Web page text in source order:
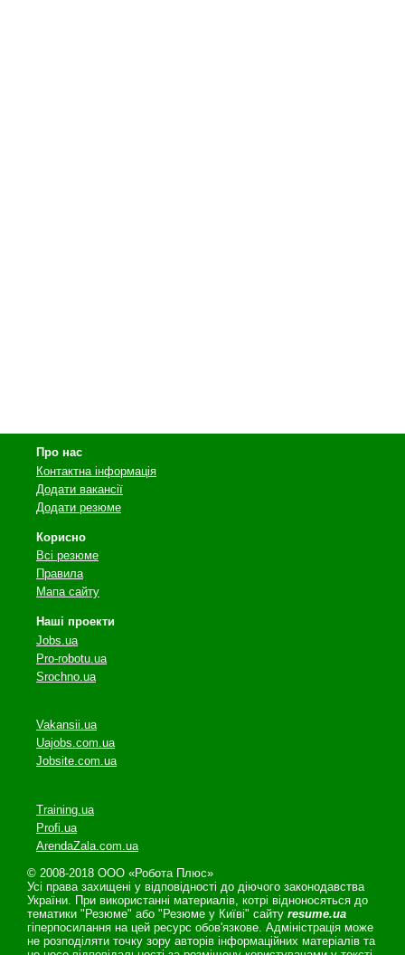
Про нас
Контактна інформація
Додати вакансії
Додати резюме
Корисно
Всі резюме
Правила
Мапа сайту
Наші проекти
Jobs.ua
Pro-robotu.ua
Srochno.ua
Vakansii.ua
Uajobs.com.ua
Jobsite.com.ua
Training.ua
Profi.ua
ArendaZala.com.ua
© 2008-2018 ООО «Робота Плюс»
Усі права захищені у відповідності до діючого законодавства
України. При використанні материалів, котрі відноносяться до
тематики "Резюме" або "Резюме у Київі" сайту resume.ua
гіперпосилання на цей ресурс обов'язкове. Адміністрація може
не розподіляти точку зору авторів інформаційних матеріалів та